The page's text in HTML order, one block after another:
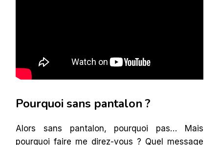
Pourquoi sans pantalon ?
Alors sans pantalon, pourquoi pas… Mais
pourquoi faire me direz-vous ? Quel message